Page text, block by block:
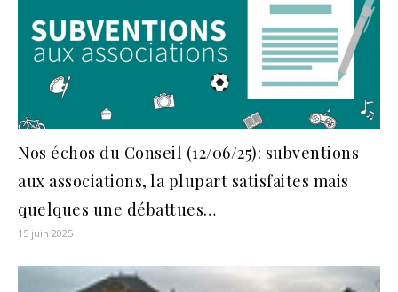
Nos échos du Conseil (12/06/25): subventions
aux associations, la plupart satisfaites mais
quelques une débattues…
15 juin 2025